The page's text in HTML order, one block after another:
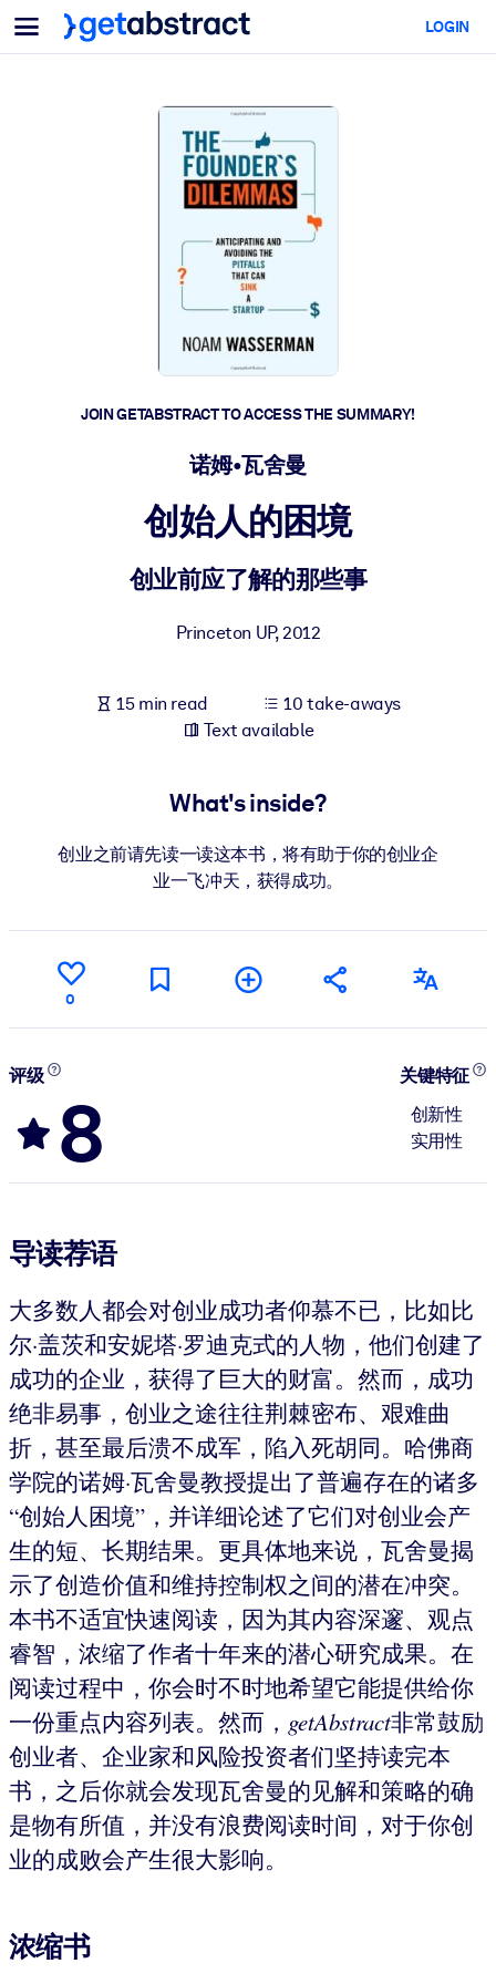
Menu
For Teams & Leaders
Equip your employees with critical AI skills.
Leadership Development
Prepare your leaders for the next era of work.
Collaborative Learning
Make it easy for teams to learn together, solve real problems, and
Upskilling & Reskilling
Build a healthier, more resilient workforce.
For LMS/LXP
Enrich your corporate library with trusted, ready-to-use business
Fuel your AI systems with reliable, structured knowledge to
For AI Systems
LOGIN
JOIN GETABSTRACT TO ACCESS THE SUMMARY!
诺姆•瓦舍曼
创始人的困境
创业前应了解的那些事
Princeton UP,2012
15 min read
10 take-aways
Text available
What's inside?
创业之前请先读一读这本书，将有助于你的创业企
业一飞冲天，获得成功。
0
评级
8
关键特征
创新性
实用性
导读荐语
大多数人都会对创业成功者仰慕不已，比如比
尔·盖茨和安妮塔·罗迪克式的人物，他们创建了
成功的企业，获得了巨大的财富。然而，成功
绝非易事，创业之途往往荆棘密布、艰难曲
折，甚至最后溃不成军，陷入死胡同。哈佛商
学院的诺姆·瓦舍曼教授提出了普遍存在的诸多
“创始人困境”，并详细论述了它们对创业会产
生的短、长期结果。更具体地来说，瓦舍曼揭
示了创造价值和维持控制权之间的潜在冲突。
本书不适宜快速阅读，因为其内容深邃、观点
睿智，浓缩了作者十年来的潜心研究成果。在
阅读过程中，你会时不时地希望它能提供给你
一份重点内容列表。然而， getAbstract非常鼓励
创业者、企业家和风险投资者们坚持读完本
书，之后你就会发现瓦舍曼的见解和策略的确
是物有所值，并没有浪费阅读时间，对于你创
业的成败会产生很大影响。
浓缩书